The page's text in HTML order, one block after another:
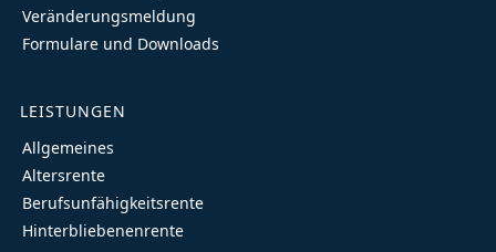
Veränderungsmeldung
Formulare und Downloads
LEISTUNGEN
Allgemeines
Altersrente
Berufsunfähigkeitsrente
Hinterbliebenenrente